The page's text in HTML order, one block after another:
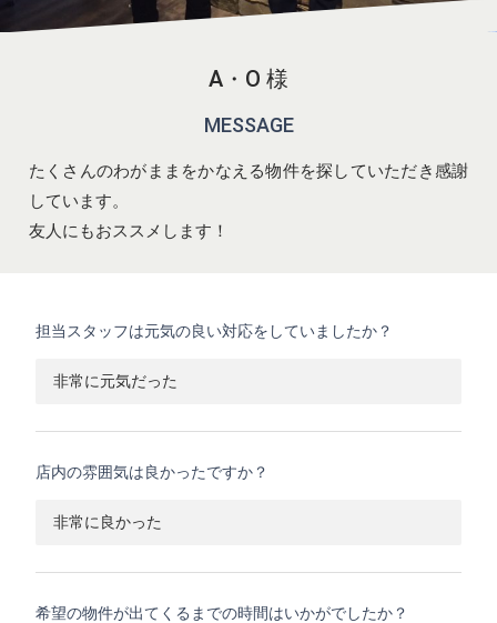
A・O 様
MESSAGE
たくさんのわがままをかなえる物件を探していただき感謝
しています。
友人にもおススメします！
担当スタッフは元気の良い対応をしていましたか？
非常に元気だった
店内の雰囲気は良かったですか？
非常に良かった
希望の物件が出てくるまでの時間はいかがでしたか？